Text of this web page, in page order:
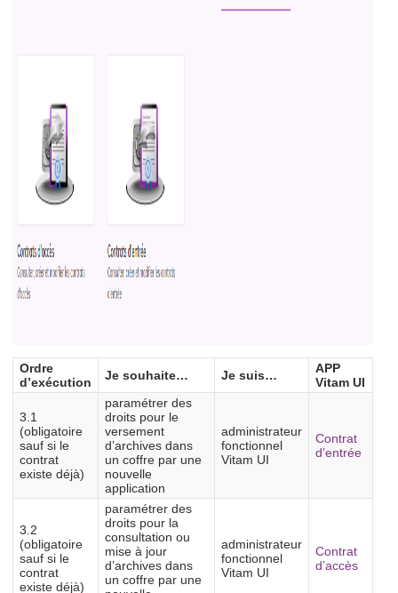
Ordre
d’exécution
Je souhaite… Je suis…
APP
Vitam UI
3.1
(obligatoire
sauf si le
contrat
existe déjà)
paramétrer des
droits pour le
versement
d’archives dans
un coffre par une
nouvelle
application
administrateur
fonctionnel
Vitam UI
Contrat
d’entrée
3.2
(obligatoire
sauf si le
contrat
existe déjà)
paramétrer des
droits pour la
consultation ou
mise à jour
d’archives dans
un coffre par une
administrateur
fonctionnel
Vitam UI
Contrat
d’accès